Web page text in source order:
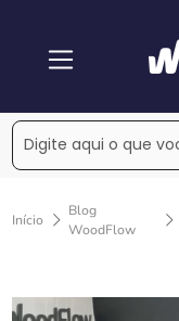
Início
Blog
WoodFlow